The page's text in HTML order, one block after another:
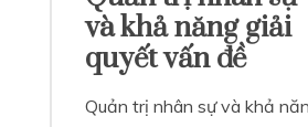
và khả năng giải
quyết vấn đề
Quản trị nhân sự và khả